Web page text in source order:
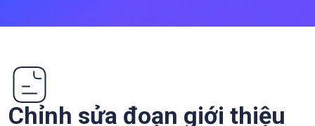
Chỉnh sửa đoạn giới thiệu